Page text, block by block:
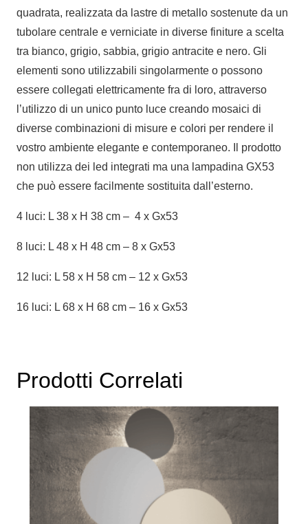
quadrata, realizzata da lastre di metallo sostenute da un
tubolare centrale e verniciate in diverse finiture a scelta
tra bianco, grigio, sabbia, grigio antracite e nero. Gli
elementi sono utilizzabili singolarmente o possono
essere collegati elettricamente fra di loro, attraverso
l’utilizzo di un unico punto luce creando mosaici di
diverse combinazioni di misure e colori per rendere il
vostro ambiente elegante e contemporaneo. Il prodotto
non utilizza dei led integrati ma una lampadina GX53
che può essere facilmente sostituita dall’esterno.
4 luci: L 38 x H 38 cm – 4 x Gx53
8 luci: L 48 x H 48 cm – 8 x Gx53
12 luci: L 58 x H 58 cm – 12 x Gx53
16 luci: L 68 x H 68 cm – 16 x Gx53
Prodotti Correlati